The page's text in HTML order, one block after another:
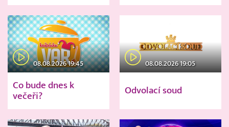
08.08.2026 19:45
Co bude dnes k
večeři?
08.08.2026 19:05
Odvolací soud